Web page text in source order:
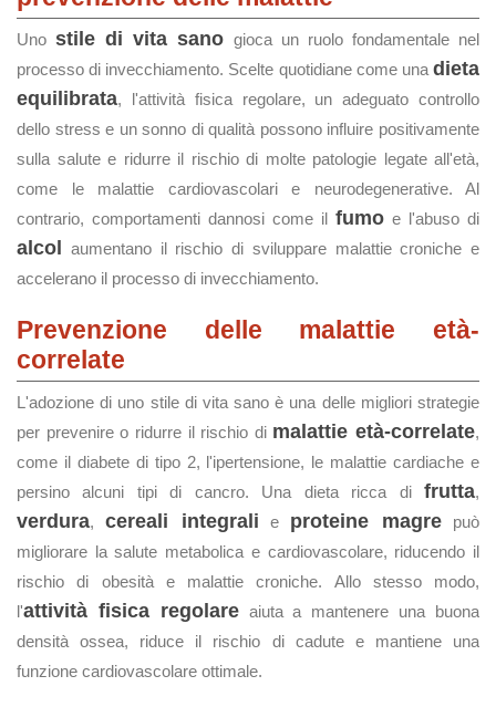
Unostile di vita sano gioca un ruolo fondamentale nel
processo di invecchiamento. Scelte quotidiane come una dieta
equilibrata, l'attività fisica regolare, un adeguato controllo
dello stress e un sonno di qualità possono influire positivamente
sulla salute e ridurre il rischio di molte patologie legate all'età,
come le malattie cardiovascolari e neurodegenerative. Al
contrario, comportamenti dannosi come il fumo e l'abuso di
alcol
aumentano il rischio di sviluppare malattie croniche e
accelerano il processo di invecchiamento.
Prevenzione delle malattie età-
correlate
L'adozione di uno stile di vita sano è una delle migliori strategie
per prevenire o ridurre il rischio di malattie età-correlate,
come il diabete di tipo 2, l'ipertensione, le malattie cardiache e
persino alcuni tipi di cancro. Una dieta ricca di frutta,
verdura,cereali integrali e proteine magrepuò
migliorare la salute metabolica e cardiovascolare, riducendo il
rischio di obesità e malattie croniche. Allo stesso modo,
l'attività fisica regolareaiuta a mantenere una buona
densità ossea, riduce il rischio di cadute e mantiene una
funzione cardiovascolare ottimale.